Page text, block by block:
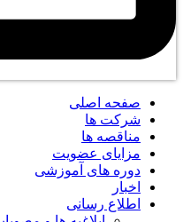
صفحه اصلی
شرکت ها
مناقصه ها
مزایای عضویت
دوره های آموزشی
اخبار
اطلاع رسانی